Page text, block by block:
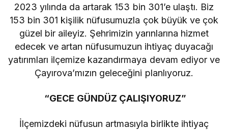
2023 yılında da artarak 153 bin 301’e ulaştı. Biz
153 bin 301 kişilik nüfusumuzla çok büyük ve çok
güzel bir aileyiz. Şehrimizin yarınlarına hizmet
edecek ve artan nüfusumuzun ihtiyaç duyacağı
yatırımları ilçemize kazandırmaya devam ediyor ve
Çayırova’mızın geleceğini planlıyoruz.
“GECE GÜNDÜZ ÇALIŞIYORUZ”
İlçemizdeki nüfusun artmasıyla birlikte ihtiyaç